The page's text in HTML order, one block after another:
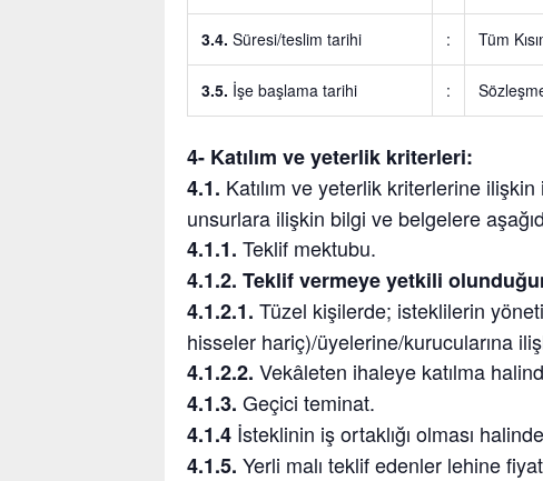
3.4. Süresi/teslim tarihi : Tüm
3.5. İşe başlama tarihi :
4- Katılım ve yeterlik kriterleri:
4.1. Katılım ve yeterlik kriterlerine
unsurlara ilişkin bilgi ve belgelere
4.1.1. Teklif mektubu.
4.1.2. Teklif vermeye yetkili
4.1.2.1. Tüzel kişilerde; isteklilerin
hisseler hariç)/üyelerine/kurucularına
4.1.2.2. Vekâleten ihaleye katılma
4.1.3. Geçici teminat.
4.1.4 İsteklinin iş ortaklığı olması
4.1.5. Yerli malı teklif edenler lehine